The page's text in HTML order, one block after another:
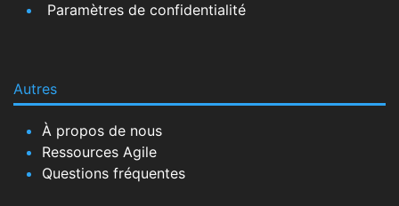
Paramètres de confidentialité
Autres
À propos de nous
Ressources Agile
Questions fréquentes